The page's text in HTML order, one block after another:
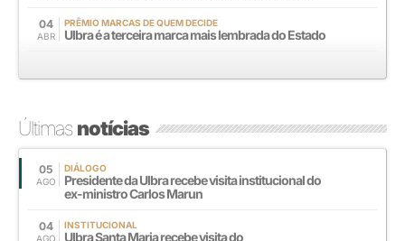
04
ABR
PRÊMIO MARCAS DE QUEM DECIDE
Ulbra é a terceira marca mais lembrada do Estado
Últimasnotícias
05
AGO
DIÁLOGO
Presidente da Ulbra recebe visita institucional do
ex-ministro Carlos Marun
04
AGO
INSTITUCIONAL
Ulbra Santa Maria recebe visita do